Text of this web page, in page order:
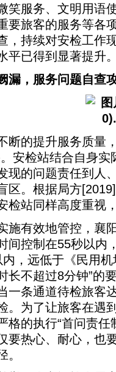
笑服务、文明用语
要旅客的服务等各
，持续对安检工作
平已得到显著提升。
漏，服务问题自查
的提升服务质量，
。安检站结合自身
现的问题责任到人
区。根据局方
检站同样高度重视
有效地管控，襄阳
间控制在55秒以内
，远低于《民用
长不超过8分钟”的
一条通道待检旅客
。为了让旅客在遇
格的执行“首问责
要热心、耐心，也
。